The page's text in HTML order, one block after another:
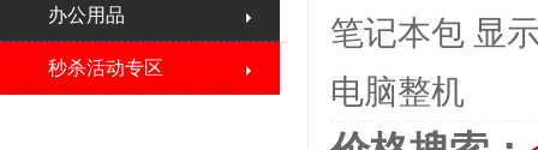
办公用品
秒杀活动专区
笔记本包 显
电脑整机